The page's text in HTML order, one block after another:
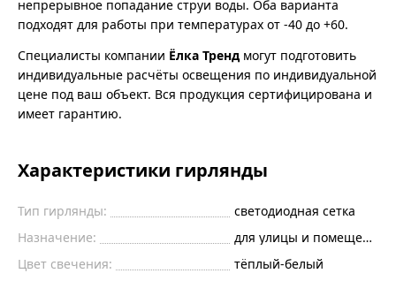
непрерывное попадание струи воды. Оба варианта
подходят для работы при температурах от -40 до +60.
Специалисты компании Ёлка Трендмогут подготовить
индивидуальные расчёты освещения по индивидуальной
цене под ваш объект. Вся продукция сертифицирована и
имеет гарантию.
Характеристики гирлянды
Тип гирлянды:
светодиодная сетка
Назначение:
для улицы и помещений
Цвет свечения:
тёплый-белый